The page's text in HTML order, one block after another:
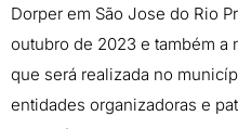
Dorper em São Jose do Rio
outubro de 2023 e também a
que será realizada no
entidades organizadoras e